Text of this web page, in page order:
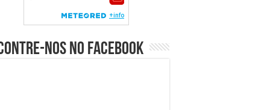
nos no Facebook